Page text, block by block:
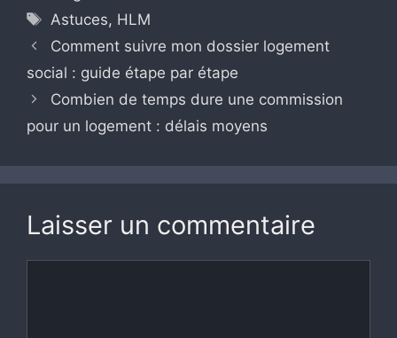
Étiquettes
Astuces, HLM
Comment suivre mon dossier logement
social : guide étape par étape
Combien de temps dure une commission
pour un logement : délais moyens
Laisser un commentaire